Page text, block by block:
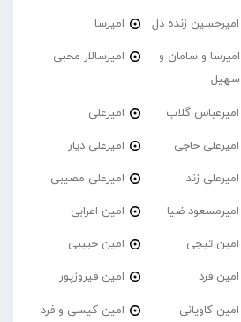
امیرحسین زنده دل امیرسا
امیرسا و سامان و
سهیل
امیرسالار محبی
امیرعباس گلاب امیرعلی
امیرعلی حاجی امیرعلی دیار
امیرعلی زند امیرعلی مصیبی
امیرمسعود ضیا امین اعرابی
امین تیجی امین حبیبی
امین فرد امین فیروزپور
امین کاویانی امین کیسی و فرد